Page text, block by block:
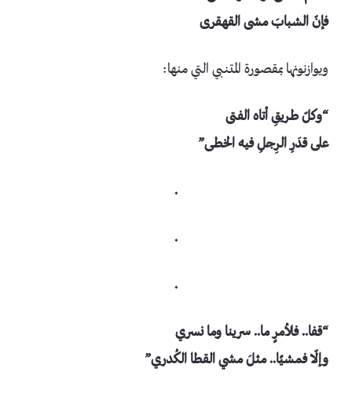
فإنّ الشبابَ مشى القهقرى
ويوازنونها بمقصورة المتنبي التي منها:
“وكلّ طريقِ أتاه الفتى
على قدَرِ الرِجلِ فيه الخطى”
.
.
.
“قفا.. فلأمرٍ ما.. سرينا وما نسري
وإلّا فمشيًا.. مثلَ مشي القطا الكُدري”